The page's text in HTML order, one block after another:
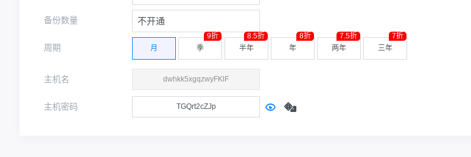
备份数量 不开通
周期 月 季
9折
半年
8.5折
年
8折
两年
7.5折
三年
7折
主机名
主机密码